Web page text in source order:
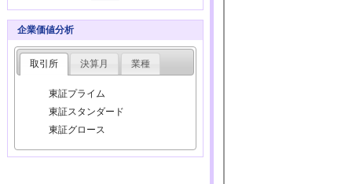
企業価値分析
取引所 決算月 業種
東証プライム
東証スタンダード
東証グロース